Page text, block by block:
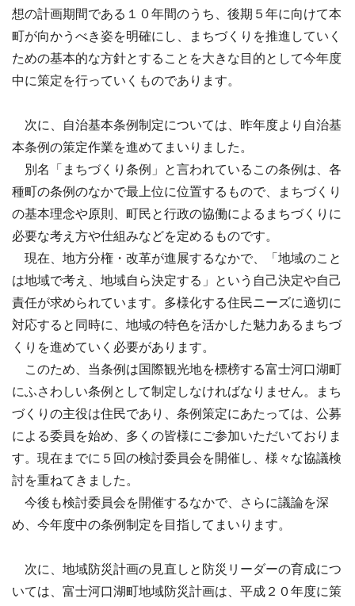
想の計画期間である１０年間のうち、後期５年に向けて本
町が向かうべき姿を明確にし、まちづくりを推進していく
ための基本的な方針とすることを大きな目的として今年度
中に策定を行っていくものであります。
次に、自治基本条例制定については、昨年度より自治基
本条例の策定作業を進めてまいりました。
別名「まちづくり条例」と言われているこの条例は、各
種町の条例のなかで最上位に位置するもので、まちづくり
の基本理念や原則、町民と行政の協働によるまちづくりに
必要な考え方や仕組みなどを定めるものです。
現在、地方分権・改革が進展するなかで、「地域のこと
は地域で考え、地域自ら決定する」という自己決定や自己
責任が求められています。多様化する住民ニーズに適切に
対応すると同時に、地域の特色を活かした魅力あるまちづ
くりを進めていく必要があります。
このため、当条例は国際観光地を標榜する富士河口湖町
にふさわしい条例として制定しなければなりません。まち
づくりの主役は住民であり、条例策定にあたっては、公募
による委員を始め、多くの皆様にご参加いただいておりま
す。現在までに５回の検討委員会を開催し、様々な協議検
討を重ねてきました。
今後も検討委員会を開催するなかで、さらに議論を深
め、今年度中の条例制定を目指してまいります。
次に、地域防災計画の見直しと防災リーダーの育成につ
いては、富士河口湖町地域防災計画は、平成２０年度に策